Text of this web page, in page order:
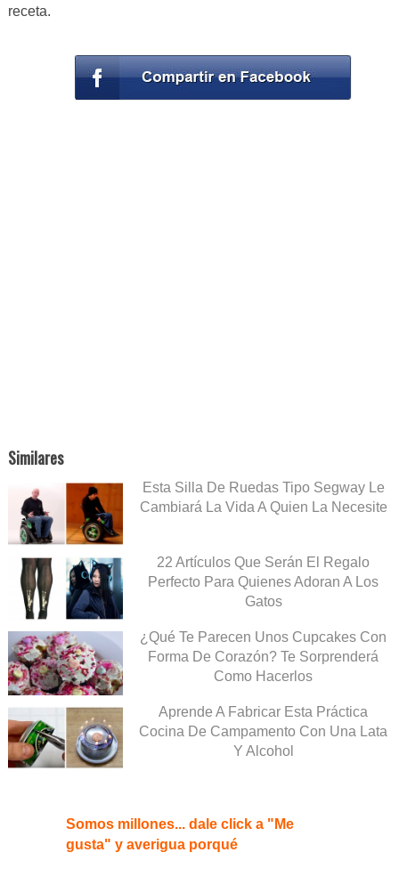
receta.
Similares
Esta Silla De Ruedas Tipo Segway Le
Cambiará La Vida A Quien La Necesite
22 Artículos Que Serán El Regalo
Perfecto Para Quienes Adoran A Los
Gatos
¿Qué Te Parecen Unos Cupcakes Con
Forma De Corazón? Te Sorprenderá
Como Hacerlos
Aprende A Fabricar Esta Práctica
Cocina De Campamento Con Una Lata
Y Alcohol
Somos millones... dale click a "Me
gusta" y averigua porqué